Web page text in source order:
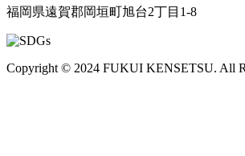
福岡県遠賀郡岡垣町旭台2丁目1-8
Copyright © 2024 FUKUI KENSETSU. All